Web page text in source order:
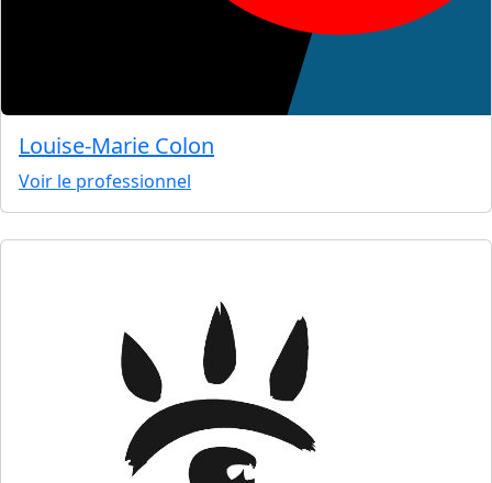
Louise-Marie Colon
Voir le professionnel